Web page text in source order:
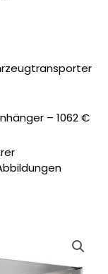
– 1062 €